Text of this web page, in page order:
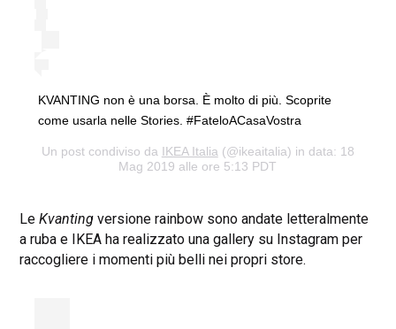
KVANTING non è una borsa. È molto di più. Scoprite
come usarla nelle Stories. #FateloACasaVostra
Un post condiviso da IKEA Italia (@ikeaitalia) in data: 18
Mag 2019 alle ore 5:13 PDT
LeKvanting versione rainbow sono andate letteralmente
a ruba e IKEA ha realizzato una gallery su Instagram per
raccogliere i momenti più belli nei propri store.